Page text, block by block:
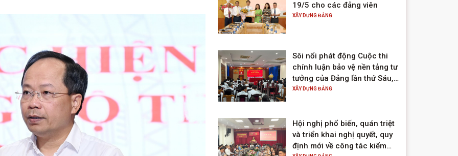
19/5 cho các đảng viên
XÂY DỰNG ĐẢNG
Sôi nổi phát động Cuộc thi
chính luận bảo vệ nền tảng tư
tưởng của Đảng lần thứ Sáu,
năm 2026
XÂY DỰNG ĐẢNG
Hội nghị phổ biến, quán triệt
và triển khai nghị quyết, quy
định mới về công tác kiểm